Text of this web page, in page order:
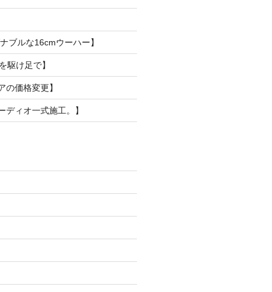
ブルな16cmウーハー】
駆け足で】
の価格変更】
ディオ一式施工。】